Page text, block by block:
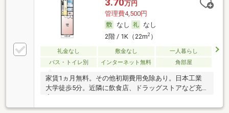
3.70万円
管理費4,500円
なし
なし
2階 / 1K（22m2）
礼金なし 敷金なし
一人暮らし
バス・トイレ別
インターネット無料 角部屋
家賃1ヵ月無料。その他初期費用免除あり。日本工業
大学徒歩5分。近隣に飲食店、ドラッグストアなど充
実。